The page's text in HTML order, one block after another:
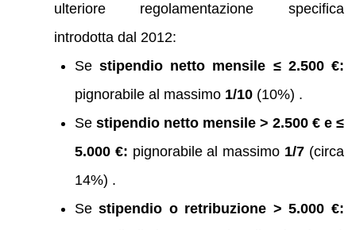
ulteriore regolamentazione specifica
introdotta dal 2012:
Se stipendio netto mensile ≤ 2.500 €:
pignorabile al massimo 1/10(10%) .
Se stipendio netto mensile > 2.500 € e ≤
5.000 €: pignorabile al massimo 1/7 (circa
14%) .
Sestipendio o retribuzione > 5.000 €: